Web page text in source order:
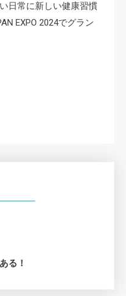
日常に新しい健康習慣
EXPO 2024でグラン
る！